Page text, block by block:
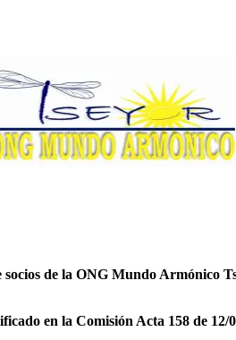
de la ONG Mundo Armónico
en la Comisión Acta 158 de 12/